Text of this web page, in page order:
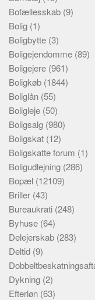
Bofællesskab (9)
Bolig (1)
Boligbytte (3)
Boligejendomme (89)
Boligejere (961)
Boligkøb (1844)
Boliglån (55)
Boligleje (50)
Boligsalg (980)
Boligskat (12)
Boligskatte forum (1)
Boligudlejning (286)
Bopæl (12109)
Briller (43)
Bureaukrati (248)
Byhuse (64)
Delejerskab (283)
Deltid (9)
Dykning (2)
Efterløn (63)